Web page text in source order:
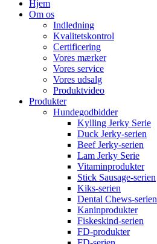
Hjem
Om os
Indledning
Kvalitetskontrol
Certificering
Vores mærker
Vores service
Vores udsalg
Produktvideo
Produkter
Hundegodbidder
Kylling Jerky Serie
Duck Jerky-serien
Beef Jerky-serien
Lam Jerky Serie
Vitaminprodukter
Stick Sausage-serien
Kiks-serien
Dental Chews-serien
Kaninprodukter
Fiskeskind-serien
FD-produkter